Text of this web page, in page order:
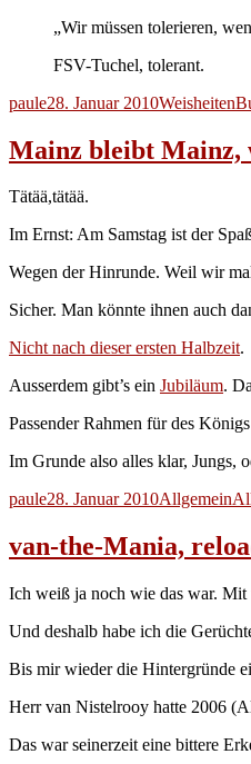
„Wir müssen tolerieren,
FSV-Tuchel, tolerant.
Autor
pauleVeröffentlicht
28. Januar 2010Kategorien
Weisheiten
Mainz bleibt Mainz,
Tätää,tätää.
Im Ernst: Am Samstag ist der
Wegen der Hinrunde. Weil wir
Sicher. Man könnte ihnen auch
Nicht nach dieser ersten Halbzeit.
Ausserdem gibt’s ein Jubiläum.
Passender Rahmen für des
Im Grunde also alles klar, Jungs,
Autor
pauleVeröffentlicht
28. Januar 2010Kategorien
Allgemein
van-the-Mania,
Ich weiß ja noch wie das war. Mit
Und deshalb habe ich die
Bis mir wieder die Hintergründe
Herr van Nistelrooy hatte 2006
Das war seinerzeit eine bittere